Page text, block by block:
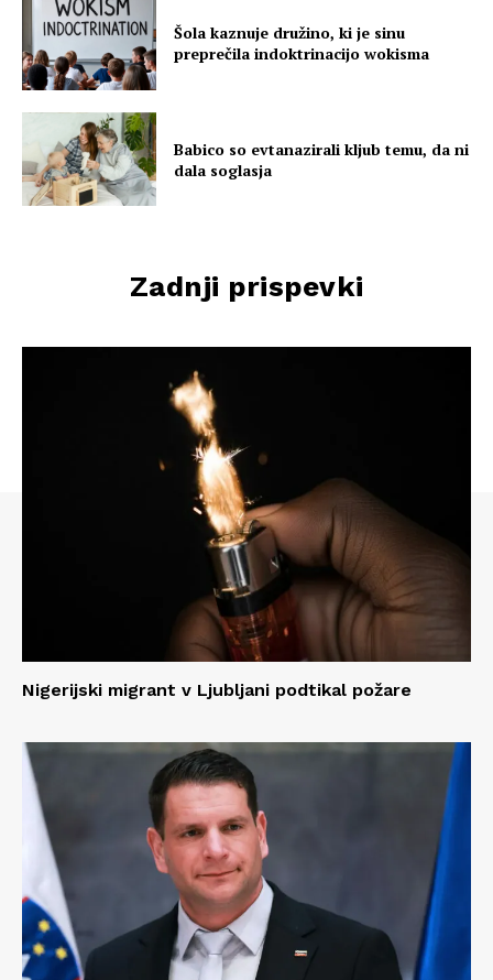
Šola kaznuje družino, ki je sinu
preprečila indoktrinacijo wokisma
Babico so evtanazirali kljub temu, da ni
dala soglasja
Zadnji prispevki
Nigerijski migrant v Ljubljani podtikal požare